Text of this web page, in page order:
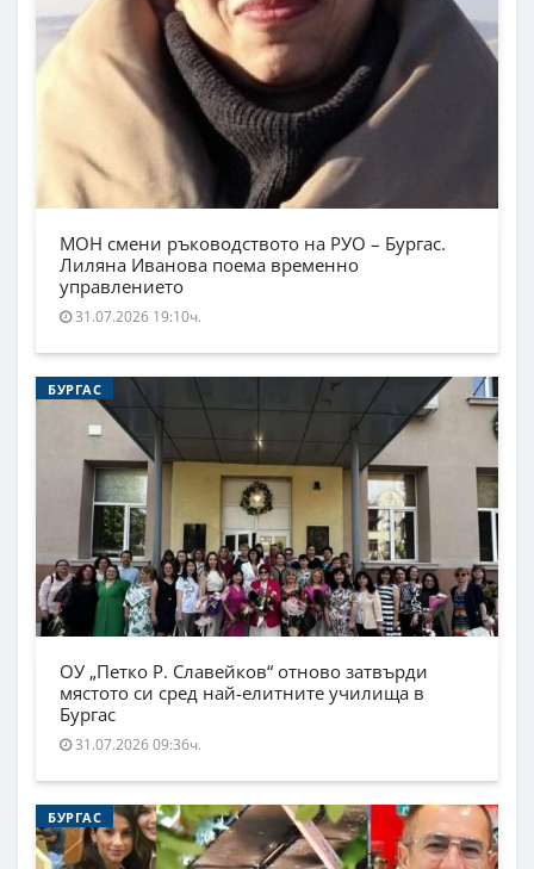
МОН смени ръководството на РУО – Бургас.
Лиляна Иванова поема временно
управлението
31.07.2026 19:10ч.
БУРГАС
ОУ „Петко Р. Славейков“ отново затвърди
мястото си сред най-елитните училища в
Бургас
31.07.2026 09:36ч.
БУРГАС